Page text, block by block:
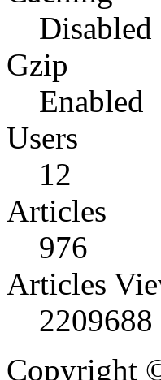
Disabled
Gzip
Enabled
Users
12
Articles
976
Articles
2209688
Copyright